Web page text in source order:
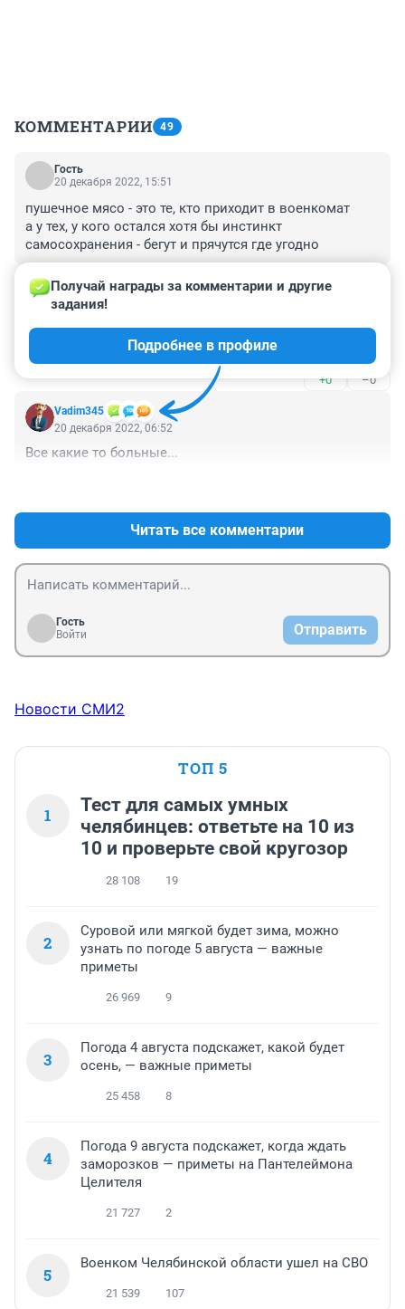
КОММЕНТАРИИ 49
Гость
20 декабря 2022, 15:51
пушечное мясо - это те, кто приходит в военкомат
а у тех, у кого остался хотя бы инстинкт
самосохранения - бегут и прячутся где угодно
Гость
В 24 года не поздно ли в универ поступать?
+0 –0
Vadim345
Получай награды за комментарии и другие
задания!
Подробнее в профиле
20 декабря 2022, 06:52
Все какие то больные...
Читать все комментарии
Гость
Войти
Отправить
Новости СМИ2
ТОП 5
1
Тест для самых умных
челябинцев: ответьте на 10 из
10 и проверьте свой кругозор
28 108 19
2
Суровой или мягкой будет зима, можно
узнать по погоде 5 августа — важные
приметы
26 969 9
3
Погода 4 августа подскажет, какой будет
осень, — важные приметы
25 458 8
4
Погода 9 августа подскажет, когда ждать
заморозков — приметы на Пантелеймона
Целителя
21 727 2
5
Военком Челябинской области ушел на СВО
21 539 107